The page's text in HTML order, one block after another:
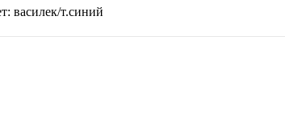
василек/т.синий